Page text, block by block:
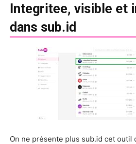
Integritee, visible et
dans sub.id
On ne présente plus sub.id cet outil